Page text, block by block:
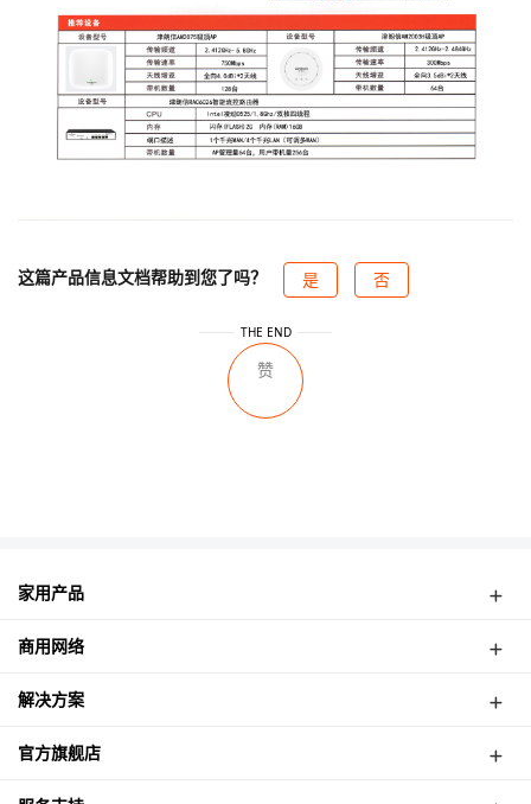
这篇产品信息文档帮助到您了吗？ 是 否
THE END
赞
家用产品
弱电箱路由
网络摄像机
商用网络
无线CPE
吸顶式AP
解决方案
酒店无线覆盖案例
塔吊无线监控案例
官方旗舰店
津朗信天猫店